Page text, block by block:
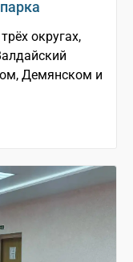
округах,
Демянском и